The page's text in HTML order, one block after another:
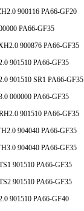
900116 PA66-GF20
PA66-GF35
900876 PA66-GF35
901510 PA66-GF35
901510 SR1 PA66-GF35
000000 PA66-GF35
901510 PA66-GF35
904040 PA66-GF35
904040 PA66-GF35
901510 PA66-GF35
901510 PA66-GF35
901510 PA66-GF40